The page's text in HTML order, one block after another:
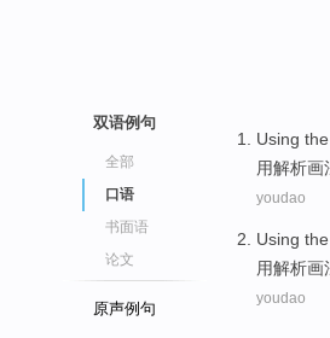
双语例句
全部
口语
书面语
论文
原声例句
Using the
用解析画
youdao
Using the
用解析画
youdao